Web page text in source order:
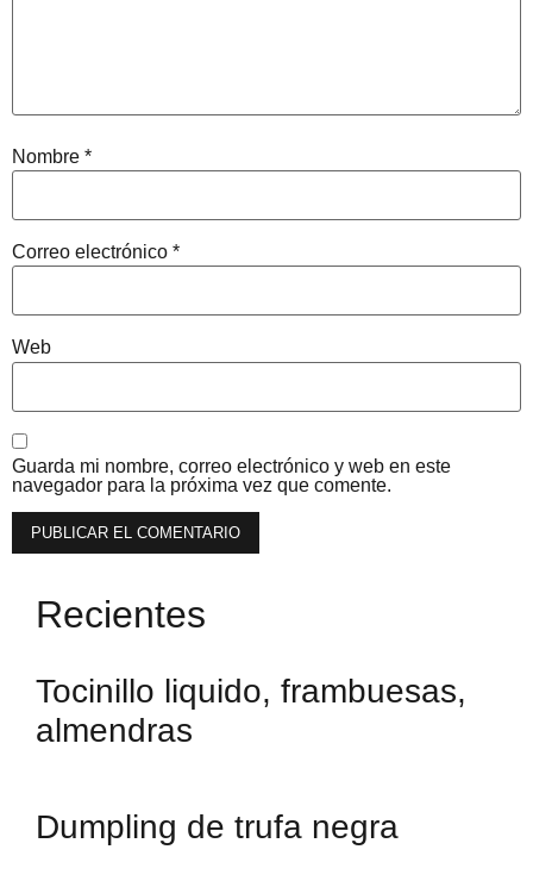
Nombre *
Correo electrónico *
Web
Guarda mi nombre, correo electrónico y web en este
navegador para la próxima vez que comente.
Recientes
Tocinillo liquido, frambuesas,
almendras
Dumpling de trufa negra